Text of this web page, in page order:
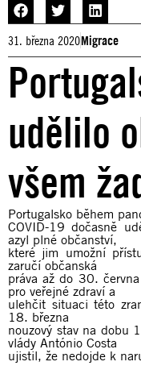
31. března 2020Migrace
udělilo
všem
Portugalsko během
COVID-19 dočasně
azyl plné občanství,
které jim umožní
zaručí občanská
práva až do 30.
pro veřejné zdraví a
ulehčit situaci této
18. března
nouzový stav na dobu
vlády António Costa
ujistil, že nedojde k